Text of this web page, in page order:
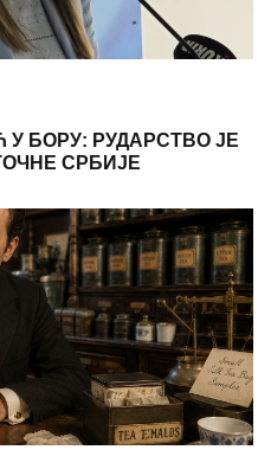
БОРУ: РУДАРСТВО ЈЕ
СРБИЈЕ